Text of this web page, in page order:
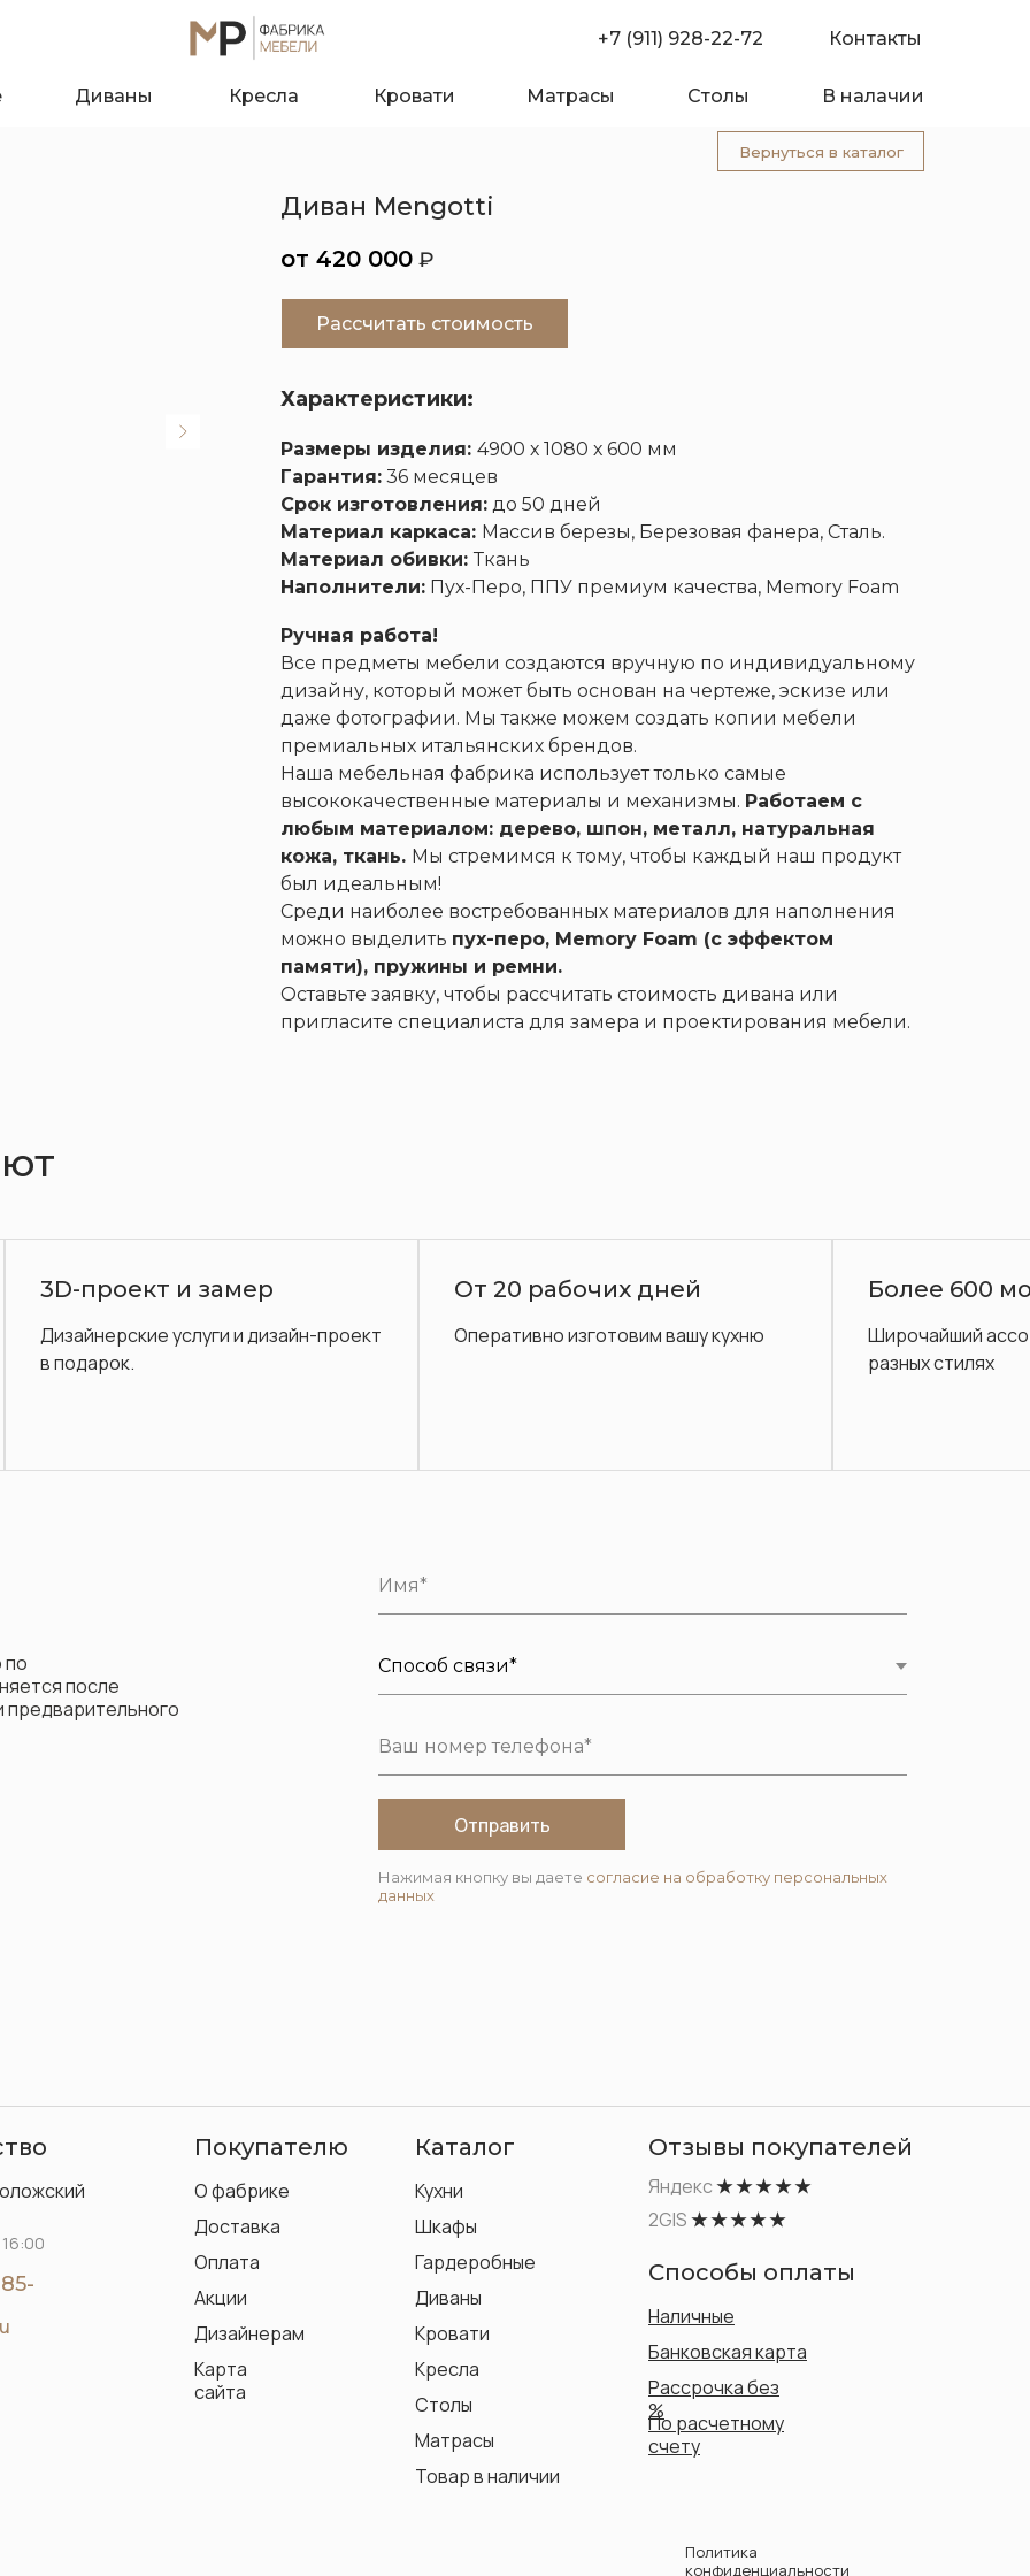
О компании Покупателю
Контакты
Кровати
Матрасы
В наличии
Столы
Диваны Кресла Кровати Матрасы Столы В налачии
Контакты
+7 (911) 928-22-72
Вернуться в каталог
Диван Mengotti
420 000 ₽
Рассчитать стоимость
Характеристики:
Размеры изделия: 4900 х 1080 х 600 мм
Гарантия: 36 месяцев
Срок изготовления: до 50 дней
Материал каркаса: Массив березы, Березовая фанера, Сталь.
Материал обивки:Ткань
Наполнители: Пух-Перо, ППУ премиум качества, Memory Foam
Ручная работа!
Все предметы мебели создаются вручную по индивидуальному
дизайну, который может быть основан на чертеже, эскизе или
даже фотографии. Мы также можем создать копии мебели
премиальных итальянских брендов.
Наша мебельная фабрика использует только самые
высококачественные материалы и механизмы. Работаем с
любым материалом: дерево, шпон, металл, натуральная
кожа, ткань. Мы стремимся к тому, чтобы каждый наш продукт
был идеальным!
Среди наиболее востребованных материалов для наполнения
можно выделить пух-перо, Memory Foam (с эффектом
памяти), пружины и ремни.
Оставьте заявку, чтобы рассчитать стоимость дивана или
пригласите специалиста для замера и проектирования мебели.
3D-проект и замер
Дизайнерские услуги и дизайн-проект
в подарок.
От 20 рабочих дней
Оперативно изготовим вашу кухню
Более 600
Широчайший
разных стилях
по
после
предварительного
Отправить
Нажимая кнопку вы даете согласие на обработку персональных
данных
Политика
конфиденциальности
Наличные
Банковская карта
Рассрочка без
%
По расчетному
счету
Акции
Оплата
Доставка
О фабрике
Покупателю Каталог Отзывы покупателей
Способы оплаты
Карта
сайта
Дизайнерам
Кресла
Кровати
Диваны
Шкафы
Гардеробные
Кухни Яндекс★ ★ ★ ★ ★
2GIS★ ★ ★ ★ ★
Столы
Матрасы
Товар в наличии